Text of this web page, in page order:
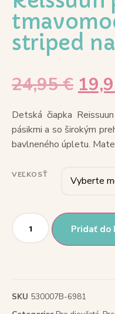
striped
24,95€
Detská čiapka
pásikmi a so širokým
bavlneného úpletu.
VEĽKOSŤ
Pridať do
SKU 530007B-6981